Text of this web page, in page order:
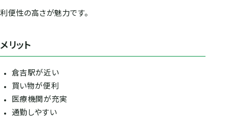
利便性の高さが魅力です。
メリット
倉吉駅が近い
買い物が便利
医療機関が充実
通勤しやすい